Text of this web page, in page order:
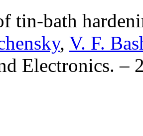
tin-bath
, V. F.
Electronics. –